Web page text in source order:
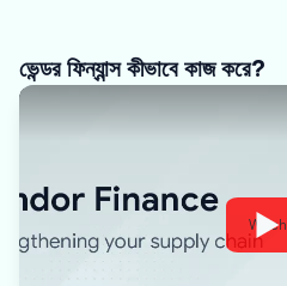
ভেন্ডর ফিন্যান্স কীভাবে কাজ করে?
Watch